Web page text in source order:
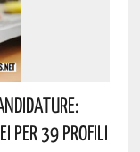
Per 39 Profili